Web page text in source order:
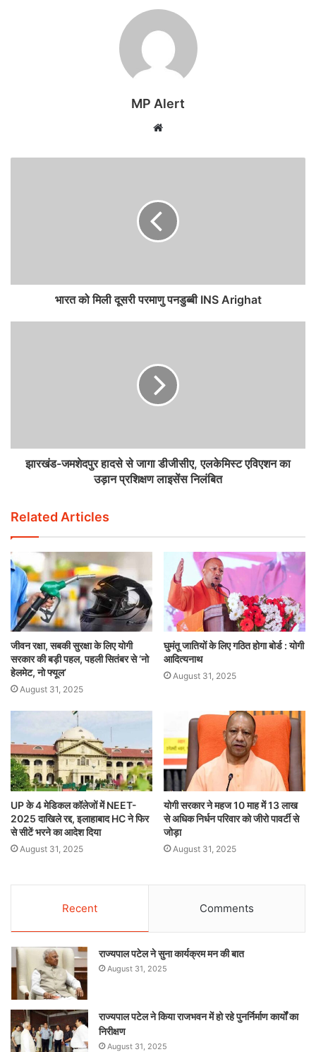
MP Alert
Website
भारत को मिली दूसरी परमाणु पनडुब्बी INS Arighat
झारखंड-जमशेदपुर हादसे से जागा डीजीसीए, एलकेमिस्ट एविएशन का
उड़ान प्रशिक्षण लाइसेंस निलंबित
Related Articles
जीवन रक्षा, सबकी सुरक्षा के लिए योगी
सरकार की बड़ी पहल, पहली सितंबर से ‘नो
हेलमेट, नो फ्यूल’
August 31, 2025
घुमंतू जातियों के लिए गठित होगा बोर्ड : योगी
आदित्यनाथ
August 31, 2025
UP के 4 मेडिकल कॉलेजों में NEET-
2025 दाखिले रद्द, इलाहाबाद HC ने फिर
से सीटें भरने का आदेश दिया
August 31, 2025
योगी सरकार ने महज 10 माह में 13 लाख
से अधिक निर्धन परिवार को जीरो पावर्टी से
जोड़ा
August 31, 2025
Recent Comments
राज्यपाल पटेल ने सुना कार्यक्रम मन की बात
August 31, 2025
राज्यपाल पटेल ने किया राजभवन में हो रहे पुनर्निर्माण कार्यों का
निरीक्षण
August 31, 2025